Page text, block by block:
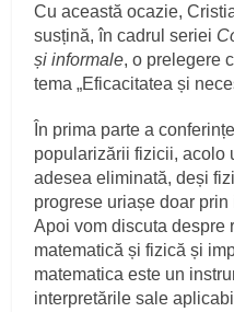
Cu această ocazie,
susțină, în cadrul seriei
și informale, o prelegere
tema „Eficacitatea și
În prima parte a
popularizării fizicii, acolo
adesea eliminată, deși
progrese uriașe doar
Apoi vom discuta despre
matematică și fizică și
matematica este un
interpretările sale